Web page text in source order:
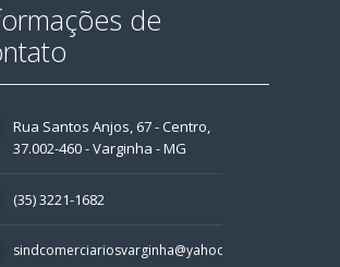
de
Rua Santos Anjos, 67 - Centro,
37.002-460 - Varginha - MG
(35) 3221-1682
sindcomerciariosvarginha@yahoo.com.br